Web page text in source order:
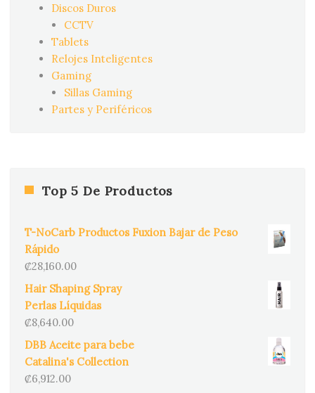
Discos Duros
CCTV
Tablets
Relojes Inteligentes
Gaming
Sillas Gaming
Partes y Periféricos
Top 5 De Productos
T-NoCarb Productos Fuxion Bajar de Peso
Rápido
₡28,160.00
Hair Shaping Spray
Perlas Líquidas
₡8,640.00
DBB Aceite para bebe
Catalina's Collection
₡6,912.00